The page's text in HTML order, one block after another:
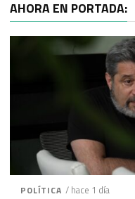
AHORA EN PORTADA:
POLÍTICA / hace 1 día